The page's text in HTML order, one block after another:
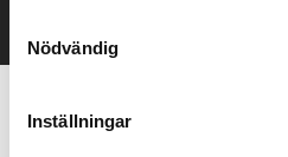
Nödvändig
Inställningar
Relaterade produkter